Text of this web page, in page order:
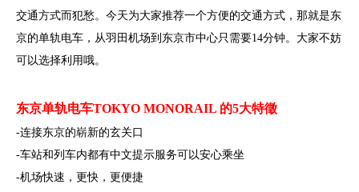
交通方式而犯愁。今天为大家推荐一个方便的交通方式，那就是东
京的单轨电车，从羽田机场到东京市中心只需要14分钟。大家不妨
可以选择利用哦。
东京单轨电车TOKYO MONORAIL 的5大特徵
-连接东京的崭新的玄关口
-车站和列车内都有中文提示服务可以安心乘坐
-机场快速，更快，更便捷